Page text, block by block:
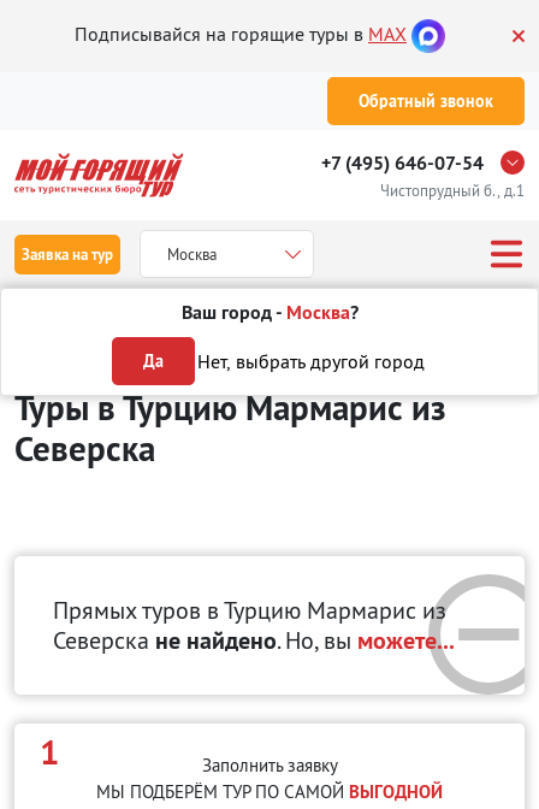
Подписывайся на горящие туры в MAX
Обратный звонок
+7 (495) 646-07-54
Чистопрудный б., д.1
Заявка на тур Москва
Ваш город - Москва?
Да Нет, выбрать другой город
Отдых в Турции Мармарис
Туры в Турцию Мармарисиз
Северска
Прямых туров в Турцию Мармарис из
Северска не найдено. Но, вы можете...
1
Заполнить заявку
МЫ ПОДБЕРЁМ ТУР ПО САМОЙ ВЫГОДНОЙ